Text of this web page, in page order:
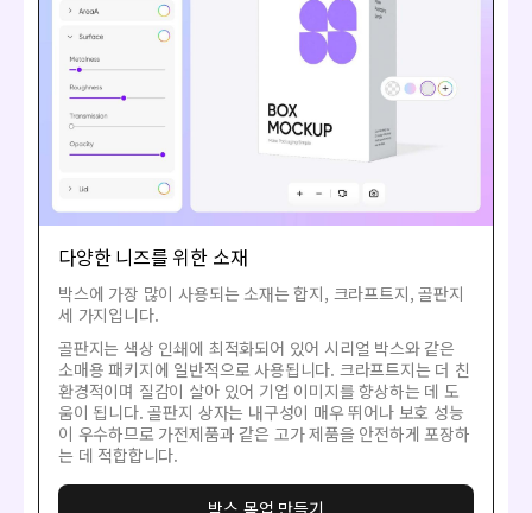
다양한 니즈를 위한 소재
박스에 가장 많이 사용되는 소재는 합지, 크라프트지, 골판지
세 가지입니다.
골판지는 색상 인쇄에 최적화되어 있어 시리얼 박스와 같은
소매용 패키지에 일반적으로 사용됩니다. 크라프트지는 더 친
환경적이며 질감이 살아 있어 기업 이미지를 향상하는 데 도
움이 됩니다. 골판지 상자는 내구성이 매우 뛰어나 보호 성능
이 우수하므로 가전제품과 같은 고가 제품을 안전하게 포장하
는 데 적합합니다.